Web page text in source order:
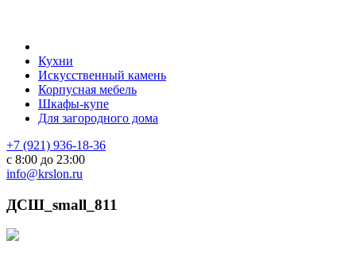
Кухни
Искусственный камень
Корпусная мебель
Шкафы-купе
Для загородного дома
+7 (921) 936-18-36
с 8:00 до 23:00
info@krslon.ru
ДСШ_small_811